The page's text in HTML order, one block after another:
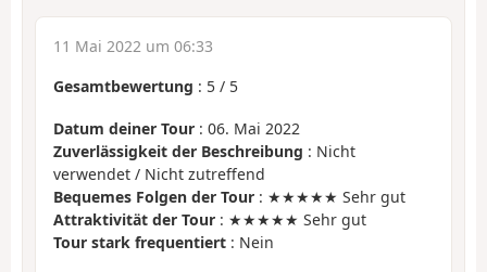
11 Mai 2022 um 06:33
Gesamtbewertung : 5 / 5
Datum deiner Tour : 06. Mai 2022
Zuverlässigkeit der Beschreibung : Nicht
verwendet / Nicht zutreffend
Bequemes Folgen der Tour : ★★★★★ Sehr gut
Attraktivität der Tour : ★★★★★ Sehr gut
Tour stark frequentiert : Nein